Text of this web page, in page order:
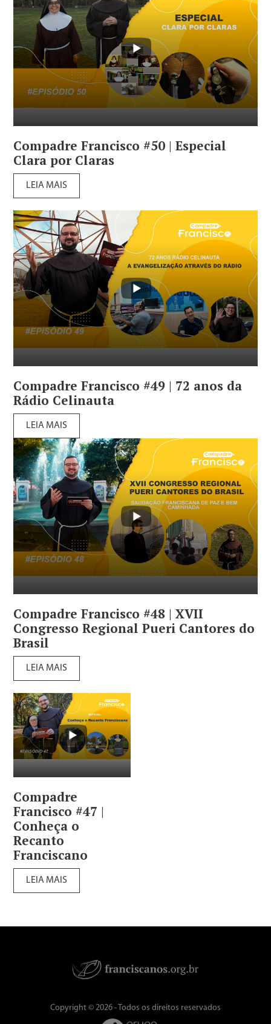
Compadre Francisco #50 | Especial
Clara por Claras
LEIA MAIS
Compadre Francisco #49 | 72 anos da
Rádio Celinauta
LEIA MAIS
Compadre Francisco #48 | XVII
Congresso Regional Pueri Cantores do
Brasil
LEIA MAIS
Compadre
Francisco #47 |
Conheça o
Recanto
Franciscano
LEIA MAIS
Copyright © 2026 - Todos os direitos reservados